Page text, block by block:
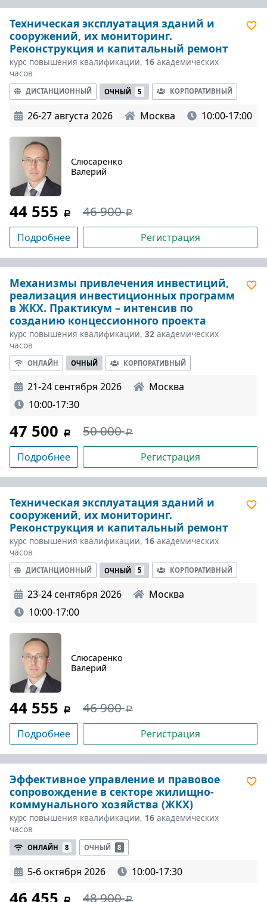
Техническая эксплуатация зданий и
сооружений, их мониторинг.
Реконструкция и капитальный ремонт
курс повышения квалификации, 16 академических
часов
ДИСТАНЦИОННЫЙ ОЧНЫЙ 5 КОРПОРАТИВНЫЙ
26-27 августа 2026 Москва 10:00-17:00
Слюсаренко
Валерий
44 555 46 900
Подробнее Регистрация
Механизмы привлечения инвестиций,
реализация инвестиционных программ
в ЖКХ. Практикум – интенсив по
созданию концессионного проекта
курс повышения квалификации, 32 академических
часов
ОНЛАЙН ОЧНЫЙ КОРПОРАТИВНЫЙ
21-24 сентября 2026
Москва
10:00-17:30
47 500 50 000
Подробнее Регистрация
Техническая эксплуатация зданий и
сооружений, их мониторинг.
Реконструкция и капитальный ремонт
курс повышения квалификации, 16 академических
часов
ДИСТАНЦИОННЫЙ ОЧНЫЙ 5 КОРПОРАТИВНЫЙ
23-24 сентября 2026
Москва
10:00-17:00
Слюсаренко
Валерий
44 555 46 900
Подробнее Регистрация
Эффективное управление и правовое
сопровождение в секторе жилищно-
коммунального хозяйства (ЖКХ)
курс повышения квалификации, 16 академических
часов
ОНЛАЙН 8 ОЧНЫЙ 8
5-6 октября 2026 10:00-17:30
48 900